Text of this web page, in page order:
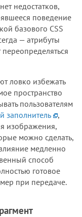
недостатков,
поведение
базового CSS
— атрибуты
ловко избежать
пространство
пользователям
заполнитель
,
изображения,
можно сделать,
медленно
способ
готовое
при передаче.